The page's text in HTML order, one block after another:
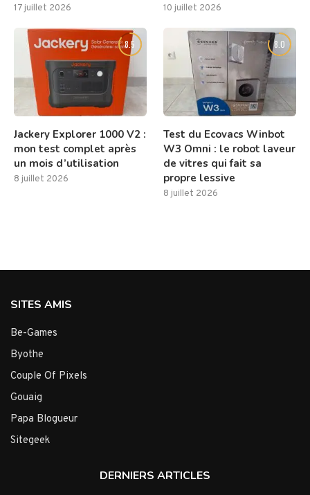
17 juillet 2026 10 juillet 2026
8.5
Jackery Explorer 1000 V2 :
mon test complet après
un mois d’utilisation
8 juillet 2026
8.0
Test du Ecovacs Winbot
W3 Omni : le robot laveur
de vitres qui fait sa
propre lessive
8 juillet 2026
SITES AMIS
Be-Games
Byothe
Couple Of Pixels
Gouaig
Papa Blogueur
Sitegeek
DERNIERS ARTICLES